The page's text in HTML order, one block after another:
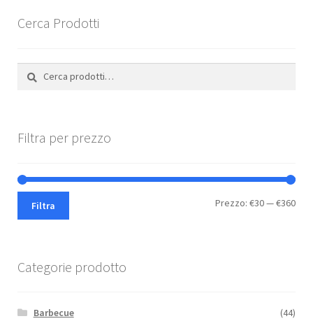
Cerca Prodotti
Cerca:
Cerca
Filtra per prezzo
Filtra Prezzo: €30—€360
Categorie prodotto
Barbecue
(44)